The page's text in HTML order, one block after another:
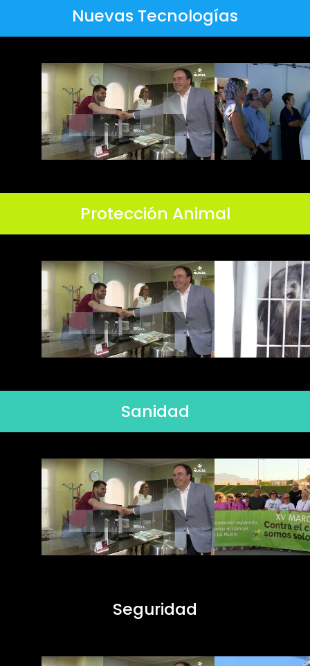
Nuevas Tecnologías
Protección Animal
Sanidad
Seguridad